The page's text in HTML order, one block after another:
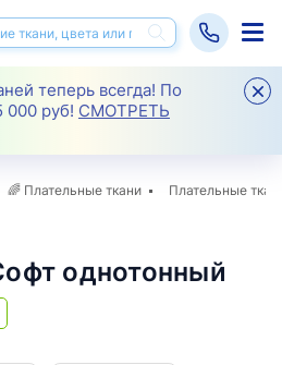
теперь всегда! По
000 руб! СМОТРЕТЬ
🌈 Плательные ткани Плательные
однотонный